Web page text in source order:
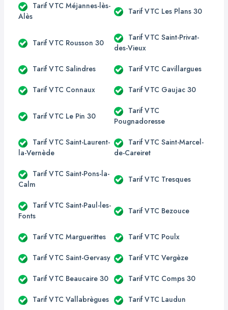
Tarif VTC Méjannes-lès-
Alès
Tarif VTC Les Plans 30
Tarif VTC Rousson 30
Tarif VTC Saint-Privat-
des-Vieux
Tarif VTC Salindres Tarif VTC Cavillargues
Tarif VTC Connaux Tarif VTC Gaujac 30
Tarif VTC Le Pin 30
Tarif VTC
Pougnadoresse
Tarif VTC Saint-Laurent-
la-Vernède
Tarif VTC Saint-Marcel-
de-Careiret
Tarif VTC Saint-Pons-la-
Calm
Tarif VTC Tresques
Tarif VTC Saint-Paul-les-
Fonts
Tarif VTC Bezouce
Tarif VTC Marguerittes Tarif VTC Poulx
Tarif VTC Saint-Gervasy Tarif VTC Vergèze
Tarif VTC Beaucaire 30 Tarif VTC Comps 30
Tarif VTC Vallabrègues Tarif VTC Laudun